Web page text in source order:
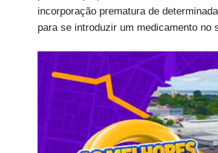
incorporação prematura de
para se introduzir um medicamento